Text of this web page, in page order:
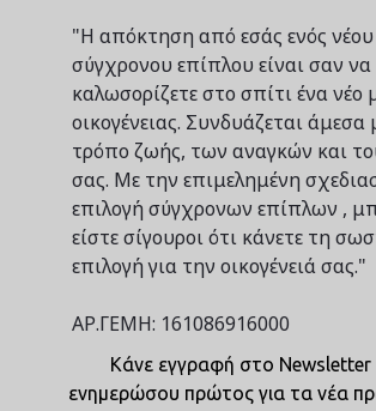
"Η απόκτηση από εσάς ενός νέου
σύγχρονου επίπλου είναι σαν να
καλωσορίζετε στο σπίτι ένα νέο
οικογένειας. Συνδυάζεται άμεσα
τρόπο ζωής, των αναγκών και
σας. Με την επιμελημένη
επιλογή σύγχρονων επίπλων ,
είστε σίγουροι ότι κάνετε τη
επιλογή για την οικογένειά σας."
ΑΡ.ΓΕΜΗ: 161086916000
Κάνε εγγραφή στο Newsletter
ενημερώσου πρώτος για τα νέα